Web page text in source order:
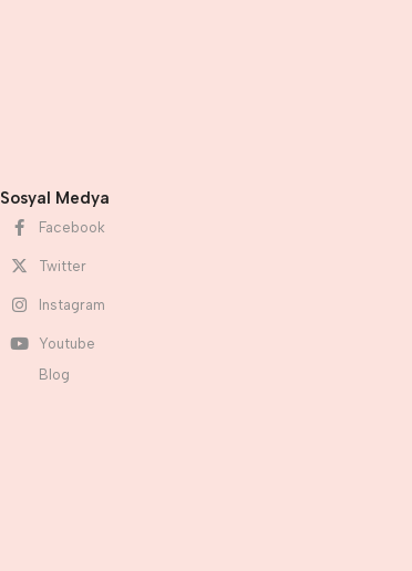
Sosyal Medya
Facebook
Twitter
Instagram
Youtube
Blog